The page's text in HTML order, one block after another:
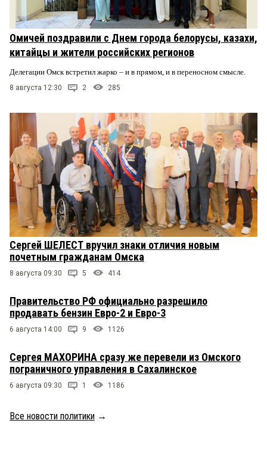
Омичей поздравили с Днем города белорусы, казахи,
китайцы и жители российских регионов
Делегации Омск встретил жарко – и в прямом, и в переносном смысле.
8 августа 12:30 2 285
Сергей ШЕЛЕСТ вручил знаки отличия новым
почетным гражданам Омска
8 августа 09:30 5 414
Правительство РФ официально разрешило
продавать бензин Евро-2 и Евро-3
6 августа 14:00 9 1126
Сергея МАХОРИНА сразу же перевели из Омского
пограничного управления в Сахалинское
6 августа 09:30 1 1186
Все новости политики →